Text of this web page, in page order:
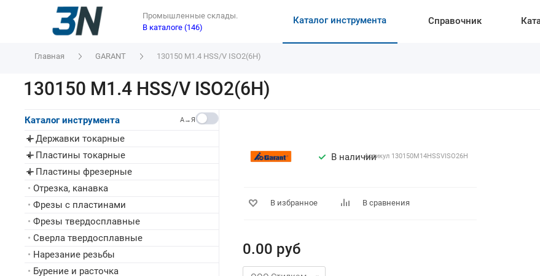
Промышленные склады.
В каталоге (146)
Каталог инструмента Справочник
Главная GARANT 130150 M1.4 HSS/V ISO2(6H)
130150 M1.4 HSS/V ISO2(6H)
В наличииАртикул 130150M14HSSVISO26H
В избранное В сравнения
0.00 руб
Каталог инструмента A→Я
▸ Державки токарные
▸ Пластины токарные
▸ Пластины фрезерные
• Отрезка, канавка
• Фрезы с пластинами
• Фрезы твердосплавные
• Сверла твердосплавные
• Нарезание резьбы
• Бурение и расточка